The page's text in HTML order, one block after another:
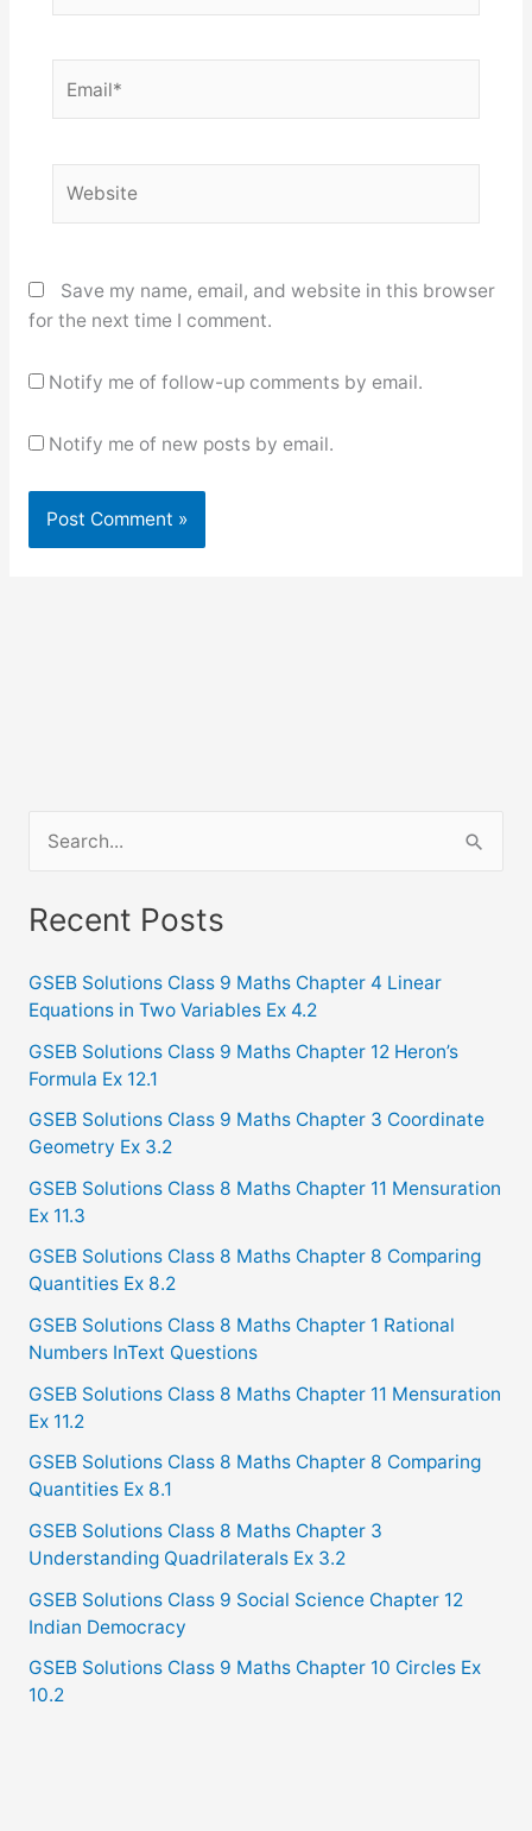
Save my name, email, and website in this browser
for the next time I comment.
Notify me of follow-up comments by email.
Notify me of new posts by email.
a
c
h
f
o
r
Recent Posts
GSEB Solutions Class 9 Maths Chapter 4 Linear
Equations in Two Variables Ex 4.2
GSEB Solutions Class 9 Maths Chapter 12 Heron’s
Formula Ex 12.1
GSEB Solutions Class 9 Maths Chapter 3 Coordinate
Geometry Ex 3.2
GSEB Solutions Class 8 Maths Chapter 11 Mensuration
Ex 11.3
GSEB Solutions Class 8 Maths Chapter 8 Comparing
Quantities Ex 8.2
GSEB Solutions Class 8 Maths Chapter 1 Rational
Numbers InText Questions
GSEB Solutions Class 8 Maths Chapter 11 Mensuration
Ex 11.2
GSEB Solutions Class 8 Maths Chapter 8 Comparing
Quantities Ex 8.1
GSEB Solutions Class 8 Maths Chapter 3
Understanding Quadrilaterals Ex 3.2
GSEB Solutions Class 9 Social Science Chapter 12
Indian Democracy
GSEB Solutions Class 9 Maths Chapter 10 Circles Ex
10.2